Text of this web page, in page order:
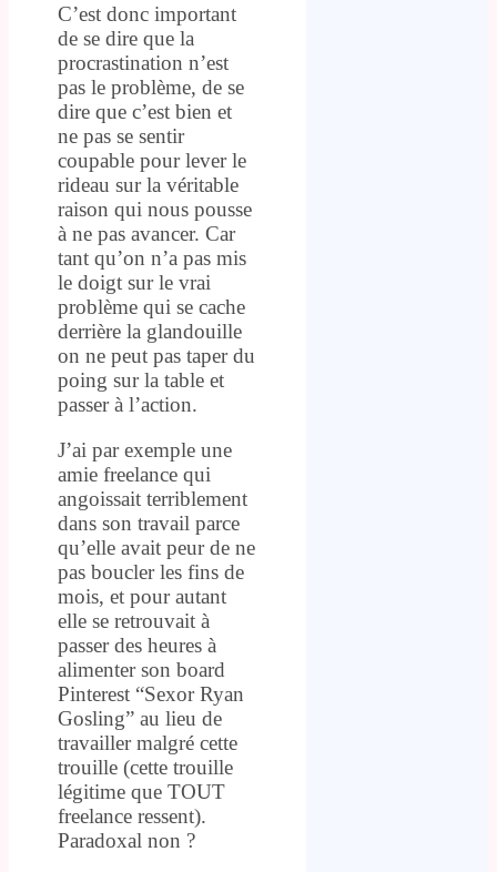
C’est donc important
de se dire que la
procrastination n’est
pas le problème, de se
dire que c’est bien et
ne pas se sentir
coupable pour lever le
rideau sur la véritable
raison qui nous pousse
à ne pas avancer. Car
tant qu’on n’a pas mis
le doigt sur le vrai
problème qui se cache
derrière la glandouille
on ne peut pas taper du
poing sur la table et
passer à l’action.
J’ai par exemple une
amie freelance qui
angoissait terriblement
dans son travail parce
qu’elle avait peur de ne
pas boucler les fins de
mois, et pour autant
elle se retrouvait à
passer des heures à
alimenter son board
Pinterest “Sexor Ryan
Gosling” au lieu de
travailler malgré cette
trouille (cette trouille
légitime que TOUT
freelance ressent).
Paradoxal non ?